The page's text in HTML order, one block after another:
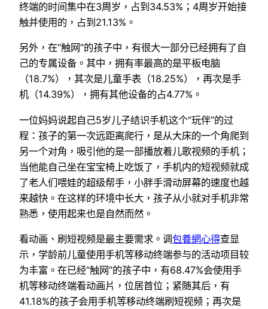
终端的时间集中在3周岁，占到34.53%；4周岁开始接
触并使用的，占到21.13%。
另外，在“触网”的孩子中，有很大一部分已经拥有了自
己的专属设备。其中，拥有率最高的是平板电脑
（18.7%），其次是儿童手表（18.25%），再次是手
机（14.39%），拥有其他设备的占4.77%。
一位妈妈说起自己5岁儿子结识手机这个“玩伴”的过
程：孩子的第一次远距离爬行，是从大床的一个角爬到
另一个对角，吸引他的是一部播放着儿歌视频的手机；
当他能自己坐在宝宝椅上吃饭了，手机内的短视频就成
了老人们喂娃的超级帮手，小胖手滑动屏幕的速度也越
来越快。在这样的环境中长大，孩子从小就对手机非常
熟悉，使用起来也是自然而然。
看动画、刷短视频是最主要需求。调包養網心得查显
示，学龄前儿童使用手机等移动终端参与的活动项目较
为丰富。在已经“触网”的孩子中，有68.47%会使用手
机等移动终端看动画片，位居首位；紧随其后，有
41.18%的孩子会用手机等移动终端刷短视频；再次是